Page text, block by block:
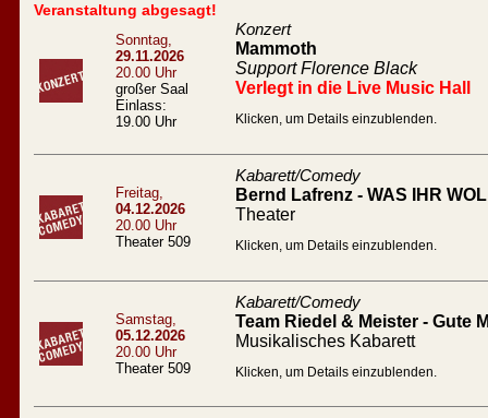
Veranstaltung abgesagt!
Sonntag,
29.11.2026
20.00 Uhr
großer Saal
Einlass:
19.00 Uhr
Konzert
Mammoth
Support Florence Black
Verlegt in die Live Music Hall
Klicken, um Details einzublenden.
Freitag,
04.12.2026
20.00 Uhr
Theater 509
Kabarett/Comedy
Bernd Lafrenz - WAS IHR
Theater
Klicken, um Details einzublenden.
Samstag,
05.12.2026
20.00 Uhr
Theater 509
Kabarett/Comedy
Team Riedel & Meister - Gute
Musikalisches Kabarett
Klicken, um Details einzublenden.